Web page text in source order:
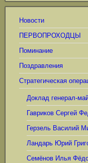
Новости
ПЕРВОПРОХОДЦЫ
Поминание
Поздравления
Стратегическая
Доклад генерал-
Гавриков Сергей
Герзель Василий
Ландарь Юрий
Семёнов Илья